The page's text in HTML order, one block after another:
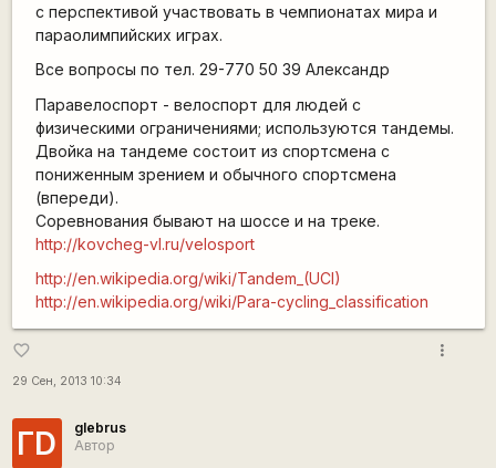
с перспективой участвовать в чемпионатах мира и
параолимпийских играх.
Все вопросы по тел. 29-770 50 39 Александр
Паравелоспорт - велоспорт для людей с
физическими ограничениями; используются тандемы.
Двойка на тандеме состоит из спортсмена с
пониженным зрением и обычного спортсмена
(впереди).
Соревнования бывают на шоссе и на треке.
http://kovcheg-vl.ru/velosport
http://en.wikipedia.org/wiki/Tandem_(UCI)
http://en.wikipedia.org/wiki/Para-cycling_classification
favorite_border
29 Сен, 2013 10:34
more_vert
ГD
glebrus
Автор